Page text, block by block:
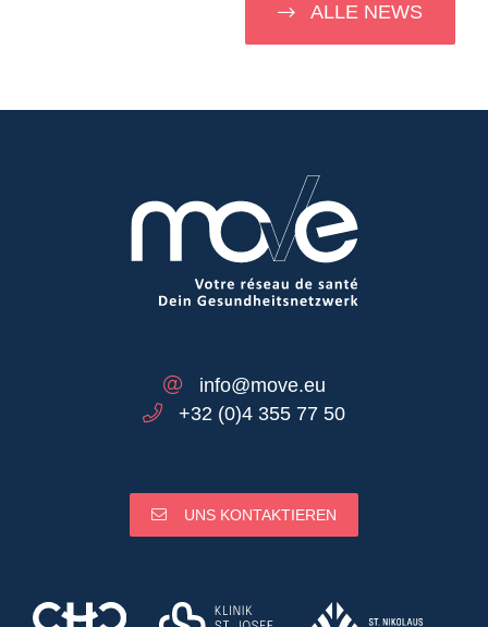
ALLE NEWS
info@move.eu
+32 (0)4 355 77 50
UNS KONTAKTIEREN